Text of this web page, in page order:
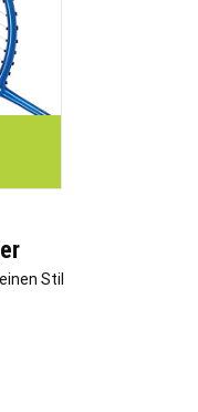
Stil